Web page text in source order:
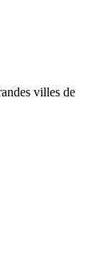
villes de